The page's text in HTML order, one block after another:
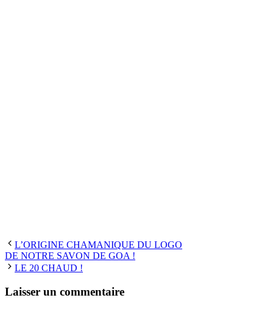
L’ORIGINE CHAMANIQUE DU LOGO
DE NOTRE SAVON DE GOA !
LE 20 CHAUD !
Laisser un commentaire